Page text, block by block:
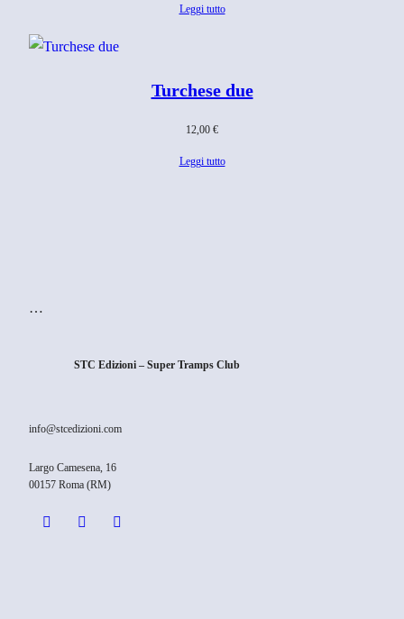
Leggi tutto
Turchese due
12,00 €
Leggi tutto
…
STC Edizioni – Super Tramps Club
info@stcedizioni.com
Largo Camesena, 16
00157 Roma (RM)